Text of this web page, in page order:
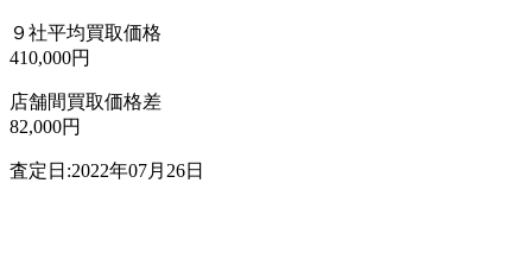
９社平均買取価格
410,000円
店舗間買取価格差
82,000円
査定日:2022年07月26日